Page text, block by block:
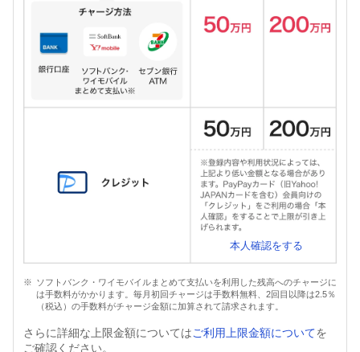
本人確認をする
ソフトバンク・ワイモバイルまとめて支払いを利用した残高へのチャージに
は手数料がかかります。毎月初回チャージは手数料無料、2回目以降は2.5％
（税込）の手数料がチャージ金額に加算されて請求されます。
さらに詳細な上限金額についてはご利用上限金額についてを
ご確認ください。